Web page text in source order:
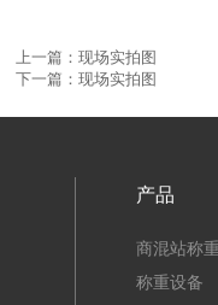
上一篇： 现场实拍图
下一篇： 现场实拍图
产品
商混站称
称重设备